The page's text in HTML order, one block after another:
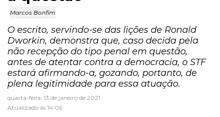
Marcos Bonfim
O escrito, servindo-se das lições de Ronald
Dworkin, demonstra que, caso decida pela
não recepção do tipo penal em questão,
antes de atentar contra a democracia, o STF
estará afirmando-a, gozando, portanto, de
plena legitimidade para essa atuação.
quarta-feira, 13 de janeiro de 2021
Atualizado às 14:06